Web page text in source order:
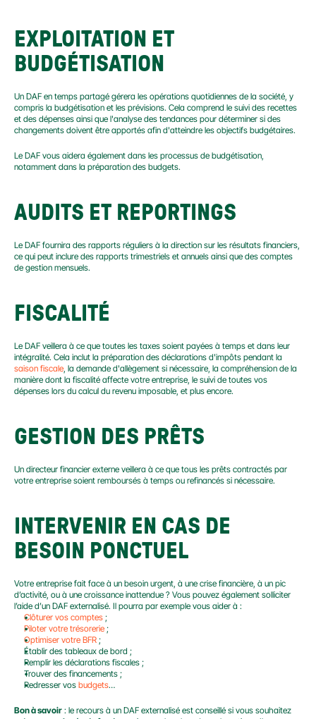
EXPLOITATION ET
BUDGÉTISATION
Un DAF en temps partagé gérera les opérations quotidiennes de la société, y
compris la budgétisation et les prévisions. Cela comprend le suivi des recettes
et des dépenses ainsi que l'analyse des tendances pour déterminer si des
changements doivent être apportés afin d'atteindre les objectifs budgétaires.
Le DAF vous aidera également dans les processus de budgétisation,
notamment dans la préparation des budgets.
AUDITS ET REPORTINGS
Le DAF fournira des rapports réguliers à la direction sur les résultats financiers,
ce qui peut inclure des rapports trimestriels et annuels ainsi que des comptes
de gestion mensuels.
FISCALITÉ
Le DAF veillera à ce que toutes les taxes soient payées à temps et dans leur
saison fiscale, la demande d'allègement si nécessaire, la compréhension de la
manière dont la fiscalité affecte votre entreprise, le suivi de toutes vos
dépenses lors du calcul du revenu imposable, et plus encore.
GESTION DES PRÊTS
Un directeur financier externe veillera à ce que tous les prêts contractés par
votre entreprise soient remboursés à temps ou refinancés si nécessaire.
INTERVENIR EN CAS DE
BESOIN PONCTUEL
Votre entreprise fait face à un besoin urgent, à une crise financière, à un pic
d’activité, ou à une croissance inattendue ? Vous pouvez également solliciter
l’aide d’un DAF externalisé. Il pourra par exemple vous aider à :
Clôturer vos comptes ;
Piloter votre trésorerie ;
Optimiser votre BFR ;
Établir des tableaux de bord ;
Remplir les déclarations fiscales ;
Trouver des financements ;
Redresser vos budgets…
Bon à savoir : le recours à un DAF externalisé est conseillé si vous souhaitez